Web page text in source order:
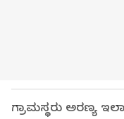
ಗ್ರಾಮಸ್ಥರು ಅರಣ್ಯ